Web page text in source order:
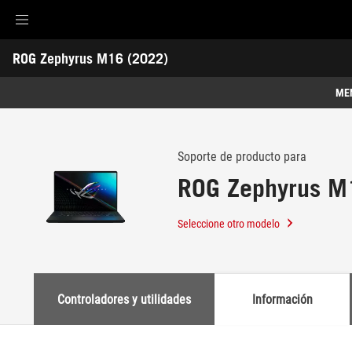
Accessibility links
Skip to content
Accessibility Help
Skip to Menu
ASUS Footer
ROG Zephyrus M16 (2022)
-
Galería
Soporte de producto para
ROG Zephyrus
Seleccione otro modelo
Controladores y utilidades Información